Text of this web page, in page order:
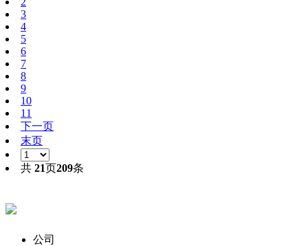
3
4
5
6
7
8
9
10
11
下一页
末页
共 21页209条
公司